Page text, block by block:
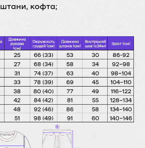
штани, кофта;